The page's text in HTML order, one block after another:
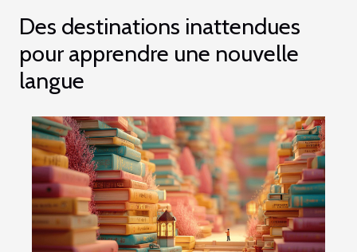
Des destinations inattendues
pour apprendre une nouvelle
langue